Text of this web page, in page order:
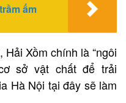
ấm
Xồm chính là “ngôi
sở vật chất để trải
Hà Nội tại đây sẽ làm